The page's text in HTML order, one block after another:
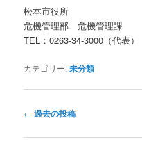
松本市役所
危機管理部 危機管理課
TEL：0263-34-3000（代表）
カテゴリー:未分類
投
ナ
← 過去の投稿